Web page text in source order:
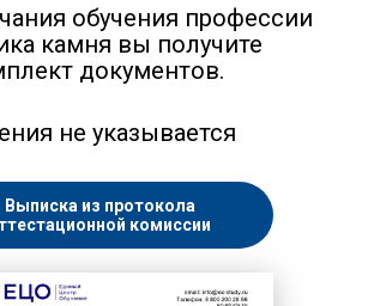
обучения профессии
камня вы получите
документов.
не указывается
Выписка из протокола
комиссии